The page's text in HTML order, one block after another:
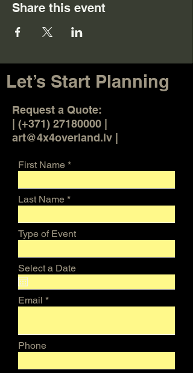
Share this event
Let’s Start Planning
Request a Quote:
| (+371) 27180000 |
art@4x4overland.lv |
First Name
Last Name
Type of Event
Select a Date
Email
Phone